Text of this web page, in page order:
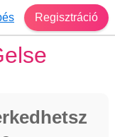
Regisztráció